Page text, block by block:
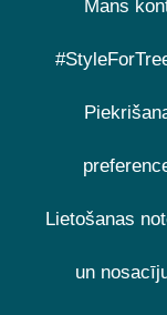
Mans
Lietošanas
un